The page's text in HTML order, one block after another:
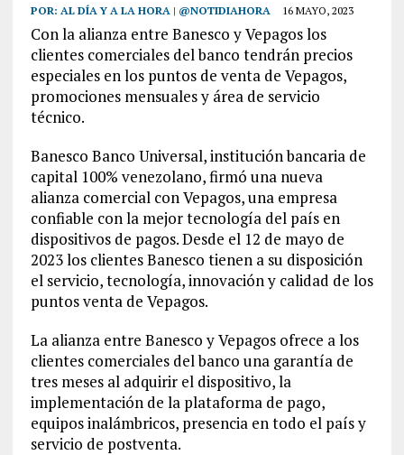
POR: AL DÍA Y A LA HORA | @NOTIDIAHORA 16 MAYO, 2023
Con la alianza entre Banesco y Vepagos los
clientes comerciales del banco tendrán precios
especiales en los puntos de venta de Vepagos,
promociones mensuales y área de servicio
técnico.
Banesco Banco Universal, institución bancaria de
capital 100% venezolano, firmó una nueva
alianza comercial con Vepagos, una empresa
confiable con la mejor tecnología del país en
dispositivos de pagos. Desde el 12 de mayo de
2023 los clientes Banesco tienen a su disposición
el servicio, tecnología, innovación y calidad de los
puntos venta de Vepagos.
La alianza entre Banesco y Vepagos ofrece a los
clientes comerciales del banco una garantía de
tres meses al adquirir el dispositivo, la
implementación de la plataforma de pago,
equipos inalámbricos, presencia en todo el país y
servicio de postventa.